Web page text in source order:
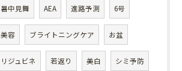
暑中見舞 AEA 進路予測 6号
美容 ブライトニングケア お盆
リジュビネ 若返り 美白 シミ予防